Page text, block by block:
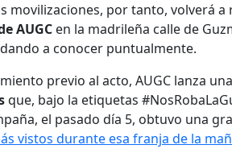
movilizaciones, por tanto, volverá a
AUGC en la madrileña calle de
a conocer puntualmente.
previo al acto, AUGC lanza
que, bajo la etiquetas
el pasado día 5, obtuvo una
vistos durante esa franja de la